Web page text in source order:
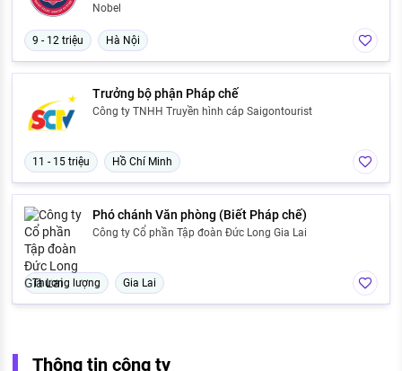
Nobel
9 - 12 triệu Hà Nội
Trưởng bộ phận Pháp chế
Công ty TNHH Truyền hình cáp Saigontourist
11 - 15 triệu Hồ Chí Minh
Phó chánh Văn phòng (Biết Pháp chế)
Công ty Cổ phần Tập đoàn Đức Long Gia Lai
Thương lượng Gia Lai
Thông tin công ty